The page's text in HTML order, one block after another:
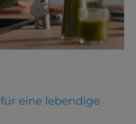
eine lebendige